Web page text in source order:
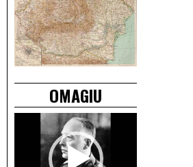
OMAGIU
Video
Player